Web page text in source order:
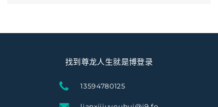
找到尊龙人生就是博登录
13594780125